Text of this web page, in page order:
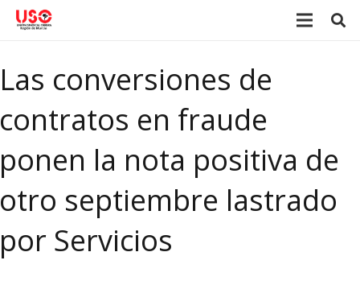
Las conversiones de
contratos en fraude
ponen la nota positiva de
otro septiembre lastrado
por Servicios